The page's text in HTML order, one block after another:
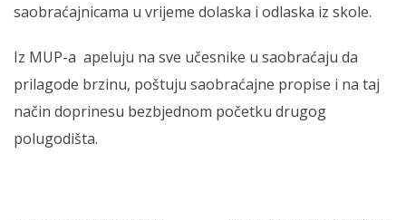
saobraćajnicama u vrijeme dolaska i odlaska iz skole.
Iz MUP-a apeluju na sve učesnike u saobraćaju da
prilagode brzinu, poštuju saobraćajne propise i na taj
način doprinesu bezbjednom početku drugog
polugodišta.